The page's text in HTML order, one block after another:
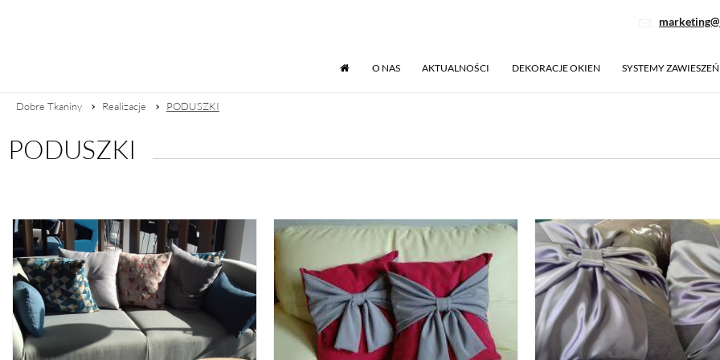
O NAS AKTUALNOŚCI DEKORACJE OKIEN SYSTEMY ZAWIESZEŃ
Dobre Tkaniny Realizacje PODUSZKI
PODUSZKI